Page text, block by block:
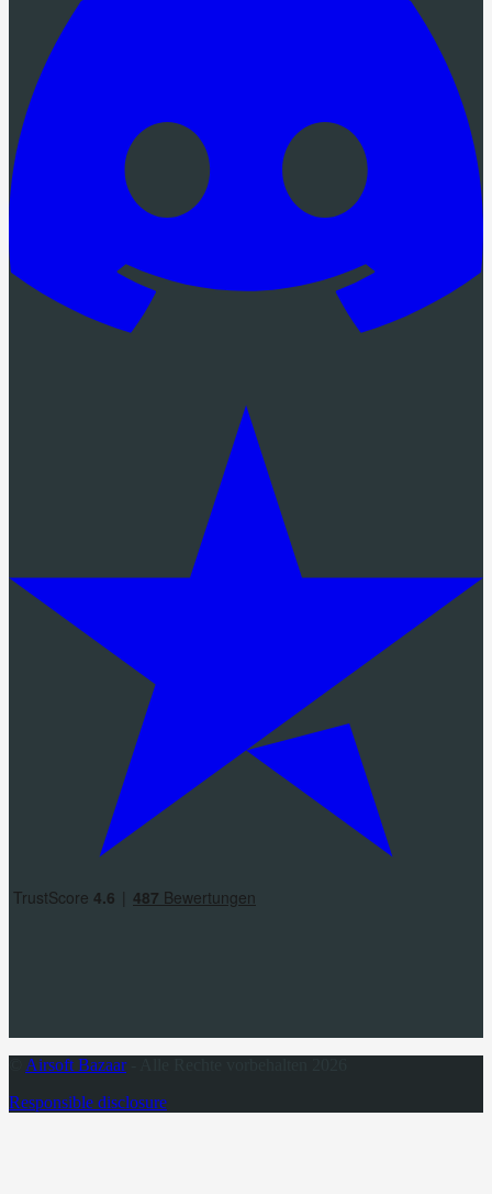
Airsoft Bazaar- Alle Rechte vorbehalten 2026
Responsible disclosure